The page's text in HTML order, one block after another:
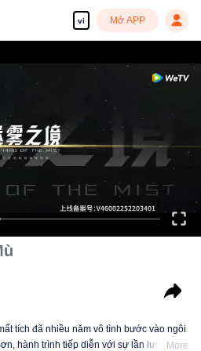
vi Mở APP
tích đã nhiều năm vô tình bước vào ngôi
hành trình tiếp diễn với sự lần lượt mất
More